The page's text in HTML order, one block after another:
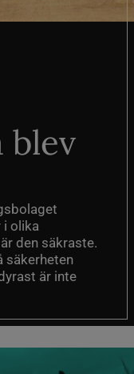
blev
i olika
den säkraste.
säkerheten
är inte